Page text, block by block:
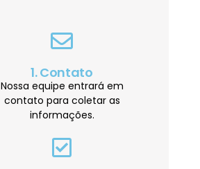
1. Contato
Nossa equipe entrará em
contato para coletar as
informações.